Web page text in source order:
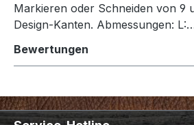
Markieren oder Schneiden von 9
Design-Kanten. Abmessungen:
Bewertungen